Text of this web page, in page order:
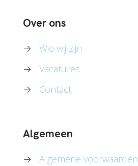
Over ons
→
Wie wij zijn
→
Vacatures
→
Contact
Algemeen
→
Algemene voorwaarden